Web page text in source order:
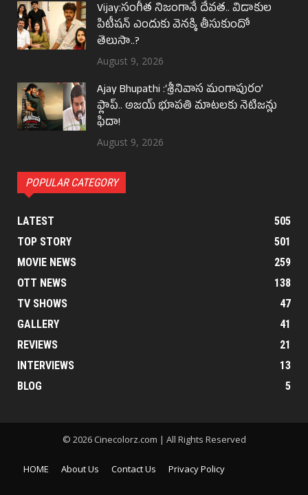
Vijay:సంగీత నిజంగానే దేవత.. విడాకుల
పిటీషన్ ఎందుకు వెనక్కి తీసుకుందో
తెలుసా..?
August 9, 2026
Ajay Bhupathi :‘శ్రీనివాస మంగాపురం’
ఫ్లాప్.. అజయ్ భూపతి మాటలకు నెటిజన్లు
ఫిదా!
August 9, 2026
POPULAR CATEGORY
LATEST
505
TOP STORY
501
MOVIE NEWS
259
OTT NEWS
138
TV SHOWS
47
GALLERY
41
REVIEWS
21
INTERVIEWS
13
BLOG
5
© 2026 Cinecolorz.com | All Rights Reserved
HOME About Us Contact Us Privacy Policy